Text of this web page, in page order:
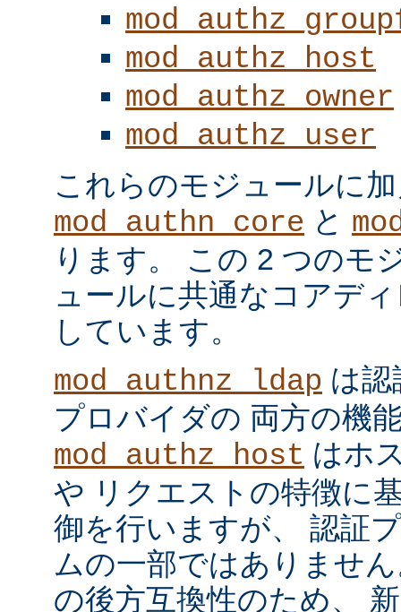
mod_authz_host
mod_authz_owner
mod_authz_user
これらのモジュールに
mod_authn_core と
ります。 この 2 つのモ
ュールに共通なコアデ
しています。
mod_authnz_ldap は
プロバイダの 両方の機
mod_authz_host はホ
や リクエストの特徴に
御を行いますが、 認証
ムの一部ではありませ
の後方互換性のため、